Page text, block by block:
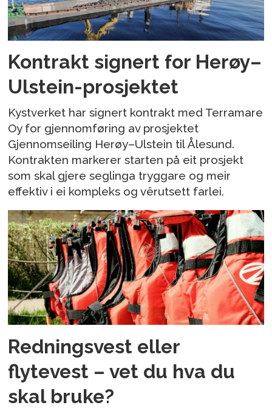
Kontrakt signert for Herøy–
Ulstein-prosjektet
Kystverket har signert kontrakt med Terramare
Oy for gjennomføring av prosjektet
Gjennomseiling Herøy–Ulstein til Ålesund.
Kontrakten markerer starten på eit prosjekt
som skal gjere seglinga tryggare og meir
effektiv i ei kompleks og vêrutsett farlei.
Redningsvest eller
flytevest – vet du hva du
skal bruke?